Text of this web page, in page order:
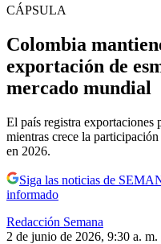
CÁPSULA
Colombia
exportación de
mercado mundial
El país registra
mientras crece la
en 2026.
Siga las noticias de
informado
Redacción Semana
2 de junio de 2026, 9:30 a. m.